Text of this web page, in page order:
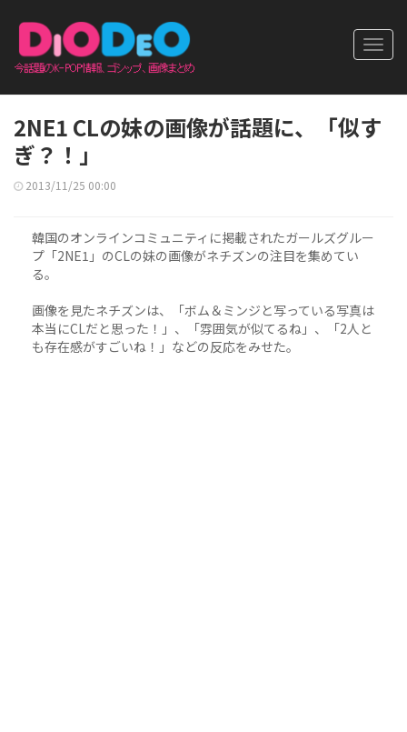
2NE1 CLの妹の画像が話題に、「似す
ぎ？！」
2013/11/25 00:00
韓国のオンラインコミュニティに掲載されたガールズグルー
プ「2NE1」のCLの妹の画像がネチズンの注目を集めてい
る。
画像を見たネチズンは、「ボム＆ミンジと写っている写真は
本当にCLだと思った！」、「雰囲気が似てるね」、「2人と
も存在感がすごいね！」などの反応をみせた。